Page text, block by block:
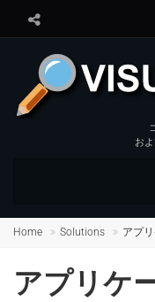
お
Home Solutions アプ
アプリケ